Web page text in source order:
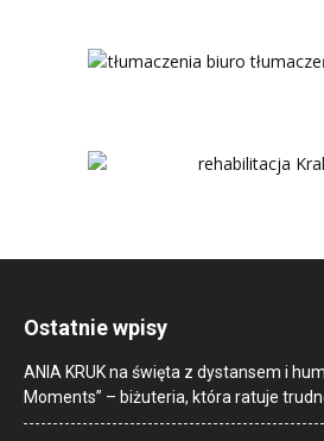
Ostatnie wpisy
ANIA KRUK na święta z dystansem i
Moments” – biżuteria, która ratuje